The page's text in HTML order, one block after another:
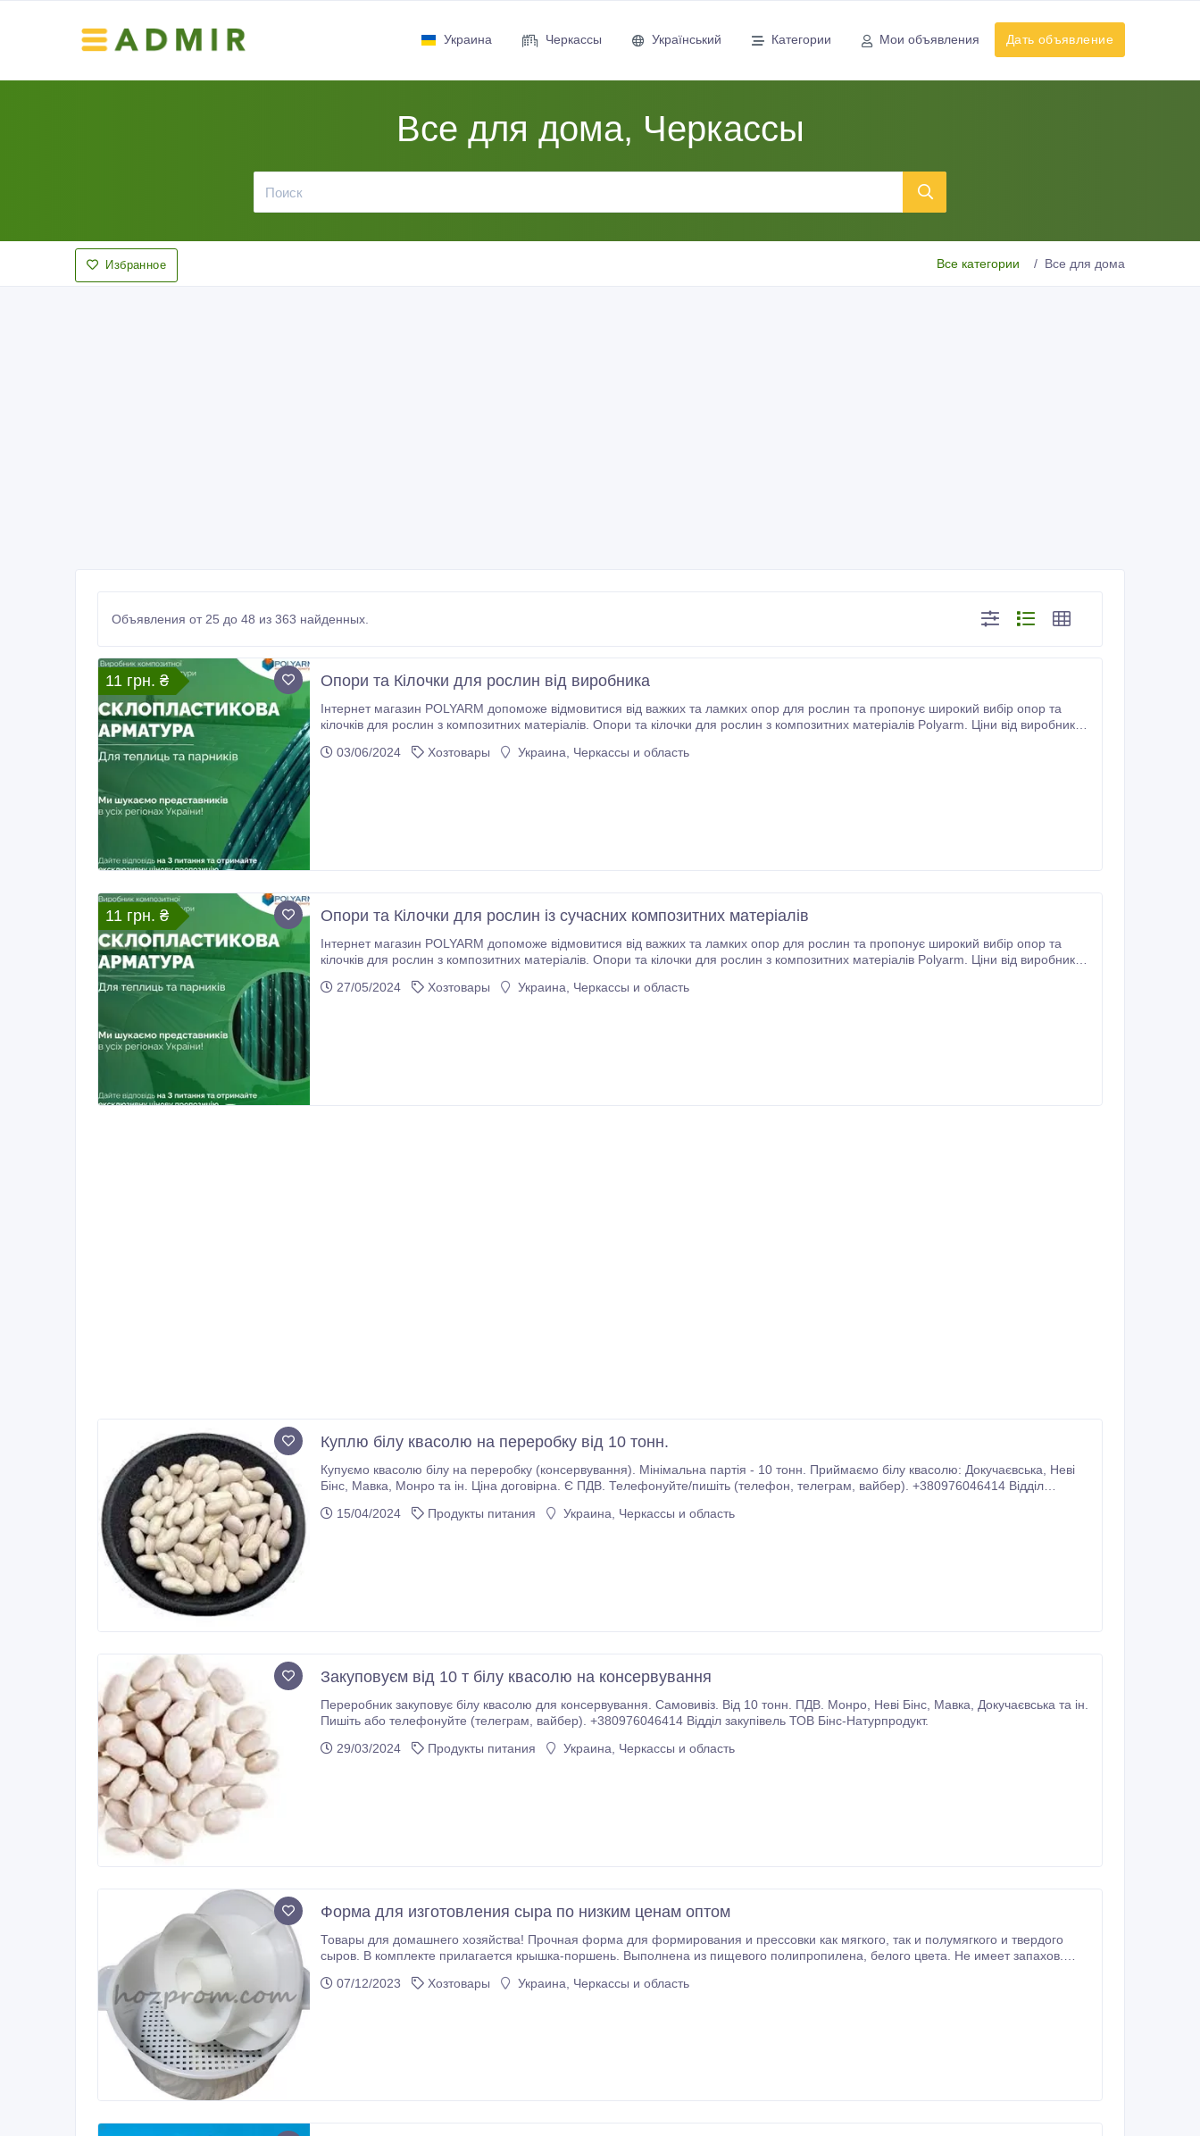
Украина Черкассы Український Категории Мои объявления Дать объявление
Все для дома, Черкассы
Избранное Все категории Все для дома
Объявления от 25 до 48 из 363 найденных.
11 грн. ₴ Опори та Кілочки для рослин від виробника
Інтернет магазин POLYARM допоможе відмовитися від важких та ламких опор для рослин та пропонує широкий вибір опор та
кілочків для рослин з композитних матеріалів. Опори та кілочки для рослин з композитних матеріалів Polyarm. Ціни від виробника з
зберігання.
03/06/2024 Хозтовары Украина, Черкассы и область
11 грн. ₴ Опори та Кілочки для рослин із сучасних композитних матеріалів
Інтернет магазин POLYARM допоможе відмовитися від важких та ламких опор для рослин та пропонує широкий вибір опор та
кілочків для рослин з композитних матеріалів. Опори та кілочки для рослин з композитних матеріалів Polyarm. Ціни від виробника з
зберігання.
27/05/2024 Хозтовары Украина, Черкассы и область
Куплю білу квасолю на переробку від 10 тонн.
Купуємо квасолю білу на переробку (консервування). Мінімальна партія - 10 тонн. Приймаємо білу квасолю: Докучаєвська, Неві
Бінс, Мавка, Монро та ін. Ціна договірна. Є ПДВ. Телефонуйте/пишіть (телефон, телеграм, вайбер). +380976046414 Відділ
15/04/2024
Продукты питания Украина, Черкассы и область
Закуповуєм від 10 т білу квасолю на консервування
Переробник закуповує білу квасолю для консервування. Самовивіз. Від 10 тонн. ПДВ. Монро, Неві Бінс, Мавка, Докучаєвська та ін.
Пишіть або телефонуйте (телеграм, вайбер). +380976046414 Відділ закупівель ТОВ Бінс-Натурпродукт.
29/03/2024
Продукты питания Украина, Черкассы и область
Форма для изготовления сыра по низким ценам оптом
Товары для домашнего хозяйства! Прочная форма для формирования и прессовки как мягкого, так и полумягкого и твердого
сыров. В комплекте прилагается крышка-поршень. Выполнена из пищевого полипропилена, белого цвета. Не имеет запахов.
07/12/2023
Хозтовары Украина, Черкассы и область